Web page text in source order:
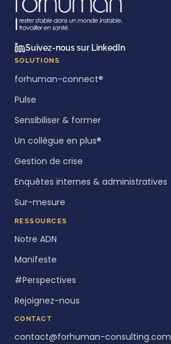
Suivez-nous sur LinkedIn
SOLUTIONS
forhuman-connect®
Pulse
Sensibiliser & former
Un collègue en plus®
Gestion de crise
Enquêtes internes & administratives
Sur-mesure
RESSOURCES
Notre ADN
Manifeste
#Perspectives
Rejoignez-nous
CONTACT
contact@forhuman-consulting.com